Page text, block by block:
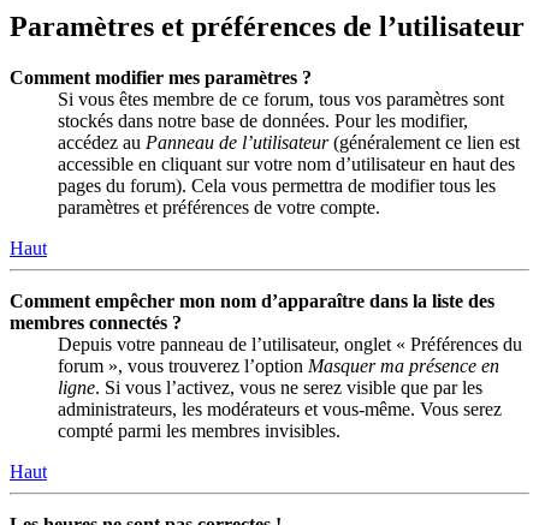
Paramètres et préférences de l’utilisateur
Comment modifier mes paramètres ?
Si vous êtes membre de ce forum, tous vos paramètres sont
stockés dans notre base de données. Pour les modifier,
accédez au Panneau de l’utilisateur(généralement ce lien est
accessible en cliquant sur votre nom d’utilisateur en haut des
pages du forum). Cela vous permettra de modifier tous les
paramètres et préférences de votre compte.
Haut
Comment empêcher mon nom d’apparaître dans la liste des
membres connectés ?
Depuis votre panneau de l’utilisateur, onglet « Préférences du
forum », vous trouverez l’option Masquer ma présence en
ligne. Si vous l’activez, vous ne serez visible que par les
administrateurs, les modérateurs et vous-même. Vous serez
compté parmi les membres invisibles.
Haut